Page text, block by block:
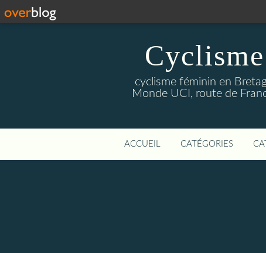
cyclisme féminin en
Monde UCI, route de
ACCUEIL CATÉGORIES